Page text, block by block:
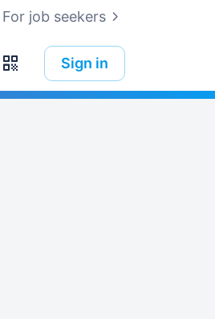
For job seekers
Sign in